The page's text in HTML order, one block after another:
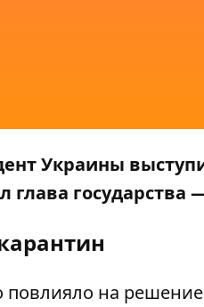
Украины
государства
повлияло на решение